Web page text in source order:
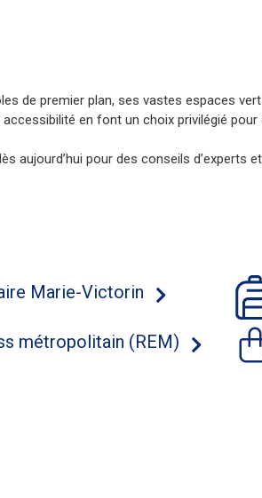
de premier plan, ses vastes espaces
en font un choix privilégié
aujourd’hui pour des conseils d’experts
Marie-Victorin
métropolitain (REM)